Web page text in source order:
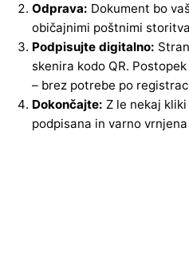
Odprava: Dokument bo
običajnimi poštnimi
Podpisujte digitalno:
skenira kodo QR.
– brez potrebe po
Dokončajte: Z le nekaj
podpisana in varno